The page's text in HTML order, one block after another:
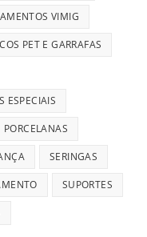
VIMIG
PET E GARRAFAS
ESPECIAIS
PORCELANAS
SERINGAS
SUPORTES